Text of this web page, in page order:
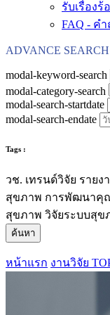
รับเรื่องร้
FAQ - ค
ADVANCE SEARCH
modal-keyword-search
modal-category-search
modal-search-startdate
modal-search-endate
Tags :
วช. เทรนด์วิจัย รายง
สุขภาพ การพัฒนาคุ
สุขภาพ วิจัยระบบสุข
ค้นหา
หน้าแรก งานวิจัย